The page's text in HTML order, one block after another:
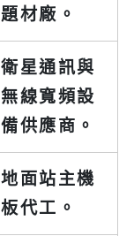
題材廠。
衛星通訊與
無線寬頻設
備供應商。
地面站主機
板代工。